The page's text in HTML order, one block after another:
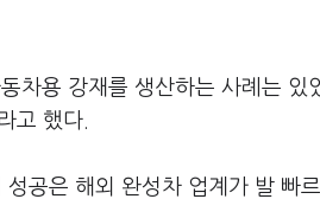
차용 강재를 생산하는 사례는
고 했다.
공은 해외 완성차 업계가 발 빠